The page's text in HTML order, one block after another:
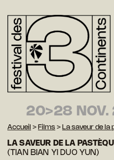
20>28 NOV.
Accueil > Films > La saveur de la
LA SAVEUR DE LA
(TIAN BIAN YI DUO YUN)